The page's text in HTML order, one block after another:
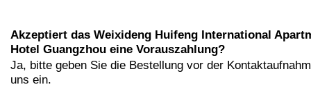
Akzeptiert das Weixideng Huifeng International
Hotel Guangzhou eine Vorauszahlung?
Ja, bitte geben Sie die Bestellung vor der
uns ein.